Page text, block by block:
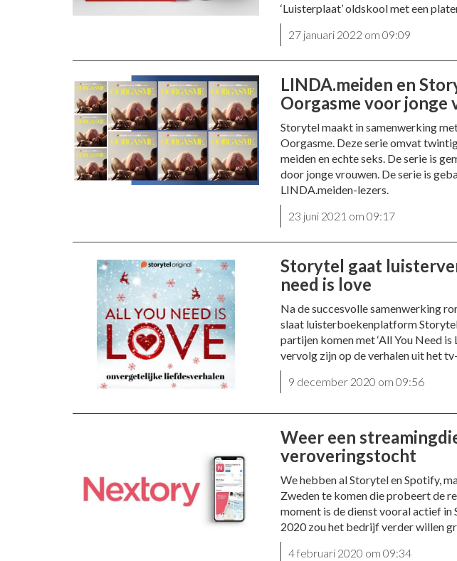
‘Luisterplaat’ oldskool met een
27 januari 2022 om 09:09
LINDA.meiden en
Oorgasme voor jonge
Storytel maakt in samenwerking
Oorgasme. Deze serie omvat
meiden en echte seks. De serie is
door jonge vrouwen. De serie is
LINDA.meiden-lezers.
23 juni 2021 om 09:17
Storytel gaat
need is love
Na de succesvolle samenwerking
slaat luisterboekenplatform
partijen komen met ‘All You Need is
vervolg zijn op de verhalen uit het
9 december 2020 om 09:56
Weer een
veroveringstocht
We hebben al Storytel en Spotify,
Zweden te komen die probeert de
moment is de dienst vooral actief in
2020 zou het bedrijf verder willen
4 februari 2020 om 09:34